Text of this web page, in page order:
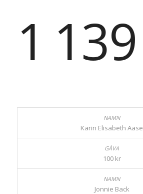
1 139
Karin Elisabeth Aase
100 kr
Jonnie Back